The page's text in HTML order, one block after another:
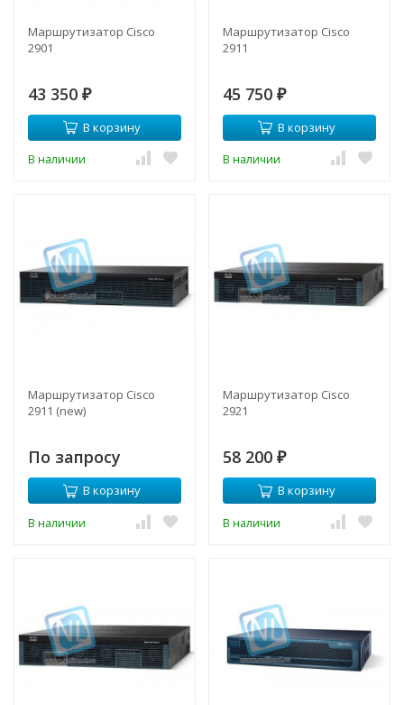
Маршрутизатор Cisco
2901
43 350 ₽
В корзину
В наличии
Маршрутизатор Cisco
2911
45 750 ₽
В корзину
В наличии
Маршрутизатор Cisco
2911 (new)
По запросу
В корзину
В наличии
Маршрутизатор Cisco
2921
58 200 ₽
В корзину
В наличии